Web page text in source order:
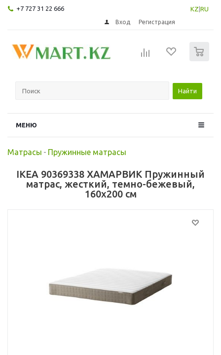
+7 727 31 22 666 KZ RU
Вход Регистрация
Найти
МЕНЮ
Матрасы - Пружинные матрасы
IKEA 90369338 ХАМАРВИК Пружинный
матрас, жесткий, темно-бежевый,
160x200 см